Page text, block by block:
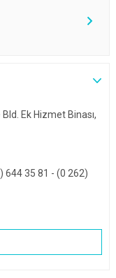
Ek Hizmet Binası,
644 35 81 - (0 262)